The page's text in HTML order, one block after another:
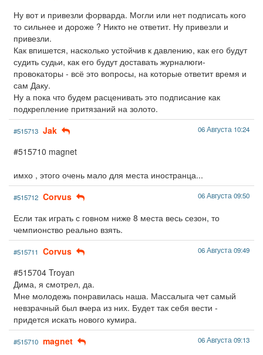
Ну вот и привезли форварда. Могли или нет подписать кого
то сильнее и дороже ? Никто не ответит. Ну привезли и
привезли.
Как впишется, насколько устойчив к давлению, как его будут
судить судьи, как его будут доставать журналюги-
провокаторы - всё это вопросы, на которые ответит время и
сам Даку.
Ну а пока что будем расценивать это подписание как
подкрепление притязаний на золото.
#515713 Jak 06 Августа 10:24
#515710 magnet
имхо , этого очень мало для места иностранца...
#515712 Corvus 06 Августа 09:50
Если так играть с говном ниже 8 места весь сезон, то
чемпионство реально взять.
#515711 Corvus 06 Августа 09:49
#515704 Troyan
Дима, я смотрел, да.
Мне молодежь понравилась наша. Массалыга чет самый
невзрачный был вчера из них. Будет так себя вести -
придется искать нового кумира.
#515710 magnet 06 Августа 09:13